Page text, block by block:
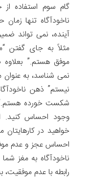
گام سوم استفاده
ناخودآگاه تنها
آینده، نمی تواند
مثلاً به جای گفتن
موفق هستم.” بعلاوه
نمی شناسد، به
نیستم” ذهن
شکست خورده هستم.”
وجود احساس کنید.
خواهید در
احساس عجز و عدم
ناخودآگاه به مغز
رابطه با عدم